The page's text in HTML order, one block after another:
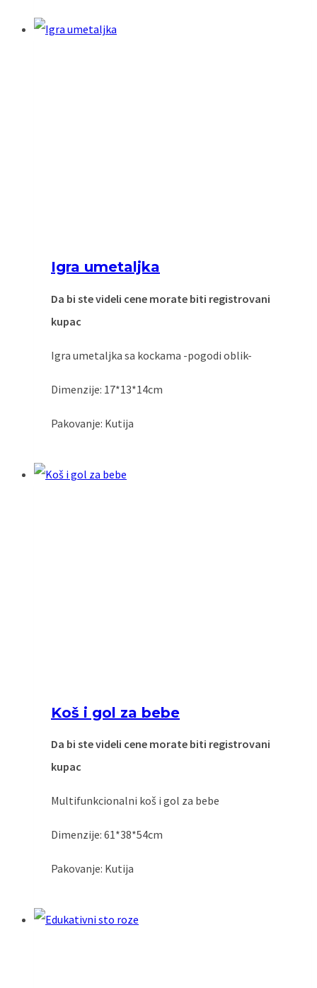
Igra umetaljka
Da bi ste videli cene morate biti registrovani
kupac
Igra umetaljka sa kockama -pogodi oblik-
Dimenzije: 17*13*14cm
Pakovanje: Kutija
Koš i gol za bebe
Da bi ste videli cene morate biti registrovani
kupac
Multifunkcionalni koš i gol za bebe
Dimenzije: 61*38*54cm
Pakovanje: Kutija